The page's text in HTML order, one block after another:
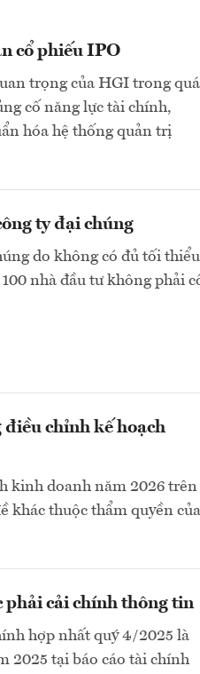
cổ phiếu IPO
trọng của HGI trong quá
cố năng lực tài chính,
hóa hệ thống quản trị
ty đại chúng
do không có đủ tối thiểu
nhà đầu tư không phải
chỉnh kế hoạch
kinh doanh năm 2026 trên
khác thuộc thẩm quyền của
phải cải chính thông tin
hợp nhất quý 4/2025 là
2025 tại báo cáo tài chính